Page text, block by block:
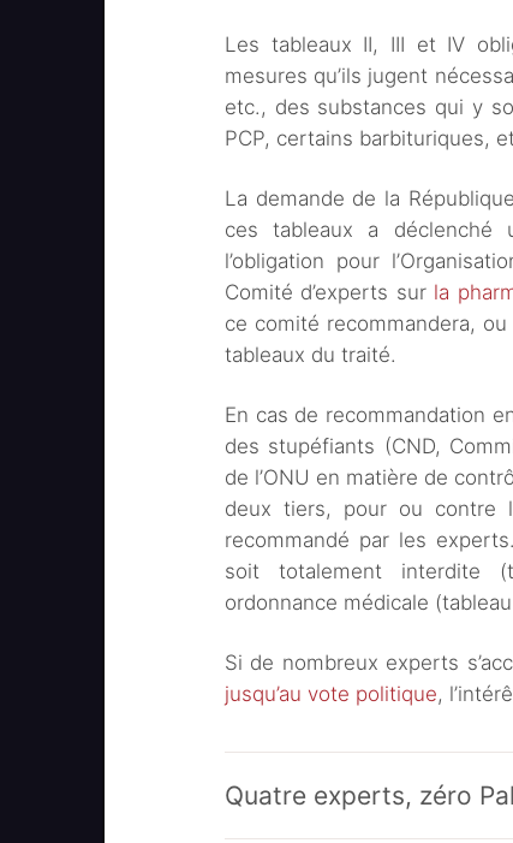
Les tableaux II, III et IV
mesures qu’ils jugent
etc., des substances qui y
PCP, certains barbituriques,
La demande de la
ces tableaux a déclenché
l’obligation pour
Comité d’experts sur la
ce comité recommandera,
tableaux du traité.
En cas de recommandation
des stupéfiants (CND,
de l’ONU en matière de
deux tiers, pour ou contre
recommandé par les
soit totalement interdite
ordonnance médicale (tableau
Si de nombreux experts
jusqu’au vote politique,
Quatre experts, zéro